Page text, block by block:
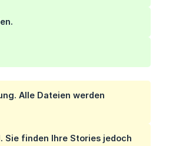
Alle Dateien werden
Sie finden Ihre Stories jedoch